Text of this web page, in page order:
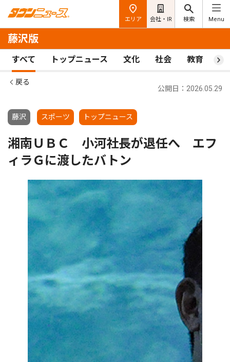
エリア 会社・IR 検索 Menu
藤沢版
すべて トップニュース 文化 社会 教育 ス
戻る
藤沢 スポーツ トップニュース
公開日：2026.05.29
湘南ＵＢＣ 小河社長が退任へ エフ
ィラＧに渡したバトン